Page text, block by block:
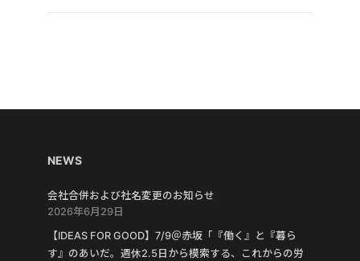
NEWS
会社合併および社名変更のお知らせ
2026年6月29日
【IDEAS FOR GOOD】7/9＠赤坂「『働く』と『暮ら
す』のあいだ。週休2.5日から模索する、これからの労